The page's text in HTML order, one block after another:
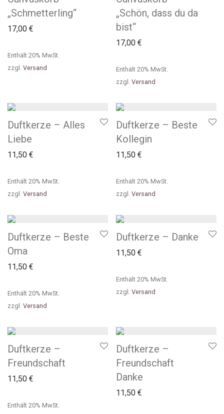
„Schmetterling“
17,00 €
Enthält 20% MwSt.
zzgl. Versand
„Schön, dass du da
bist“
17,00 €
Enthält 20% MwSt.
zzgl. Versand
Duftkerze – Alles
Liebe
11,50 €
Enthält 20% MwSt.
zzgl. Versand
Duftkerze – Beste
Kollegin
11,50 €
Enthält 20% MwSt.
zzgl. Versand
Duftkerze – Beste
Oma
11,50 €
Enthält 20% MwSt.
zzgl. Versand
Duftkerze – Danke
11,50 €
Enthält 20% MwSt.
zzgl. Versand
Duftkerze –
Freundschaft
11,50 €
Enthält 20% MwSt.
Duftkerze –
Freundschaft
Danke
11,50 €